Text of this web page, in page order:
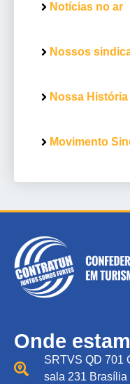
Notícias no ar
Nossos
Nossa História
Movimento
Onde
SRTVS QD 701
sala 231